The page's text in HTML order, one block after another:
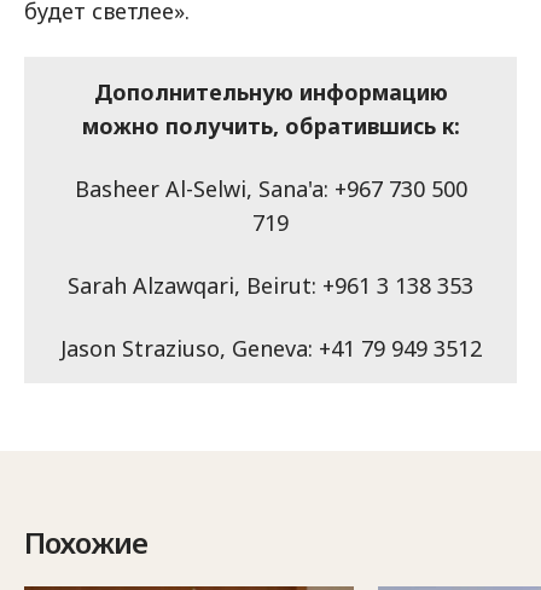
будет светлее».
Дополнительную информацию
можно получить, обратившись к:
Basheer Al-Selwi, Sana'a: +967 730 500
719
Sarah Alzawqari, Beirut: +961 3 138 353
Jason Straziuso, Geneva: +41 79 949 3512
Похожие